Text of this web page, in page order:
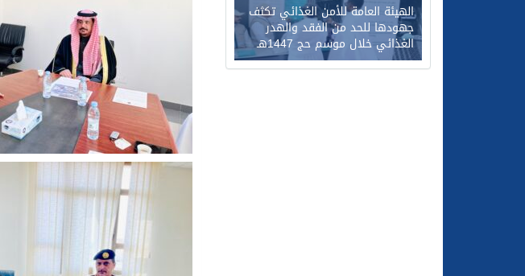
الهيئة العامة للأمن الغذائي تكثف
جهودها للحد من الفقد والهدر
الغذائي خلال موسم حج 1447هـ